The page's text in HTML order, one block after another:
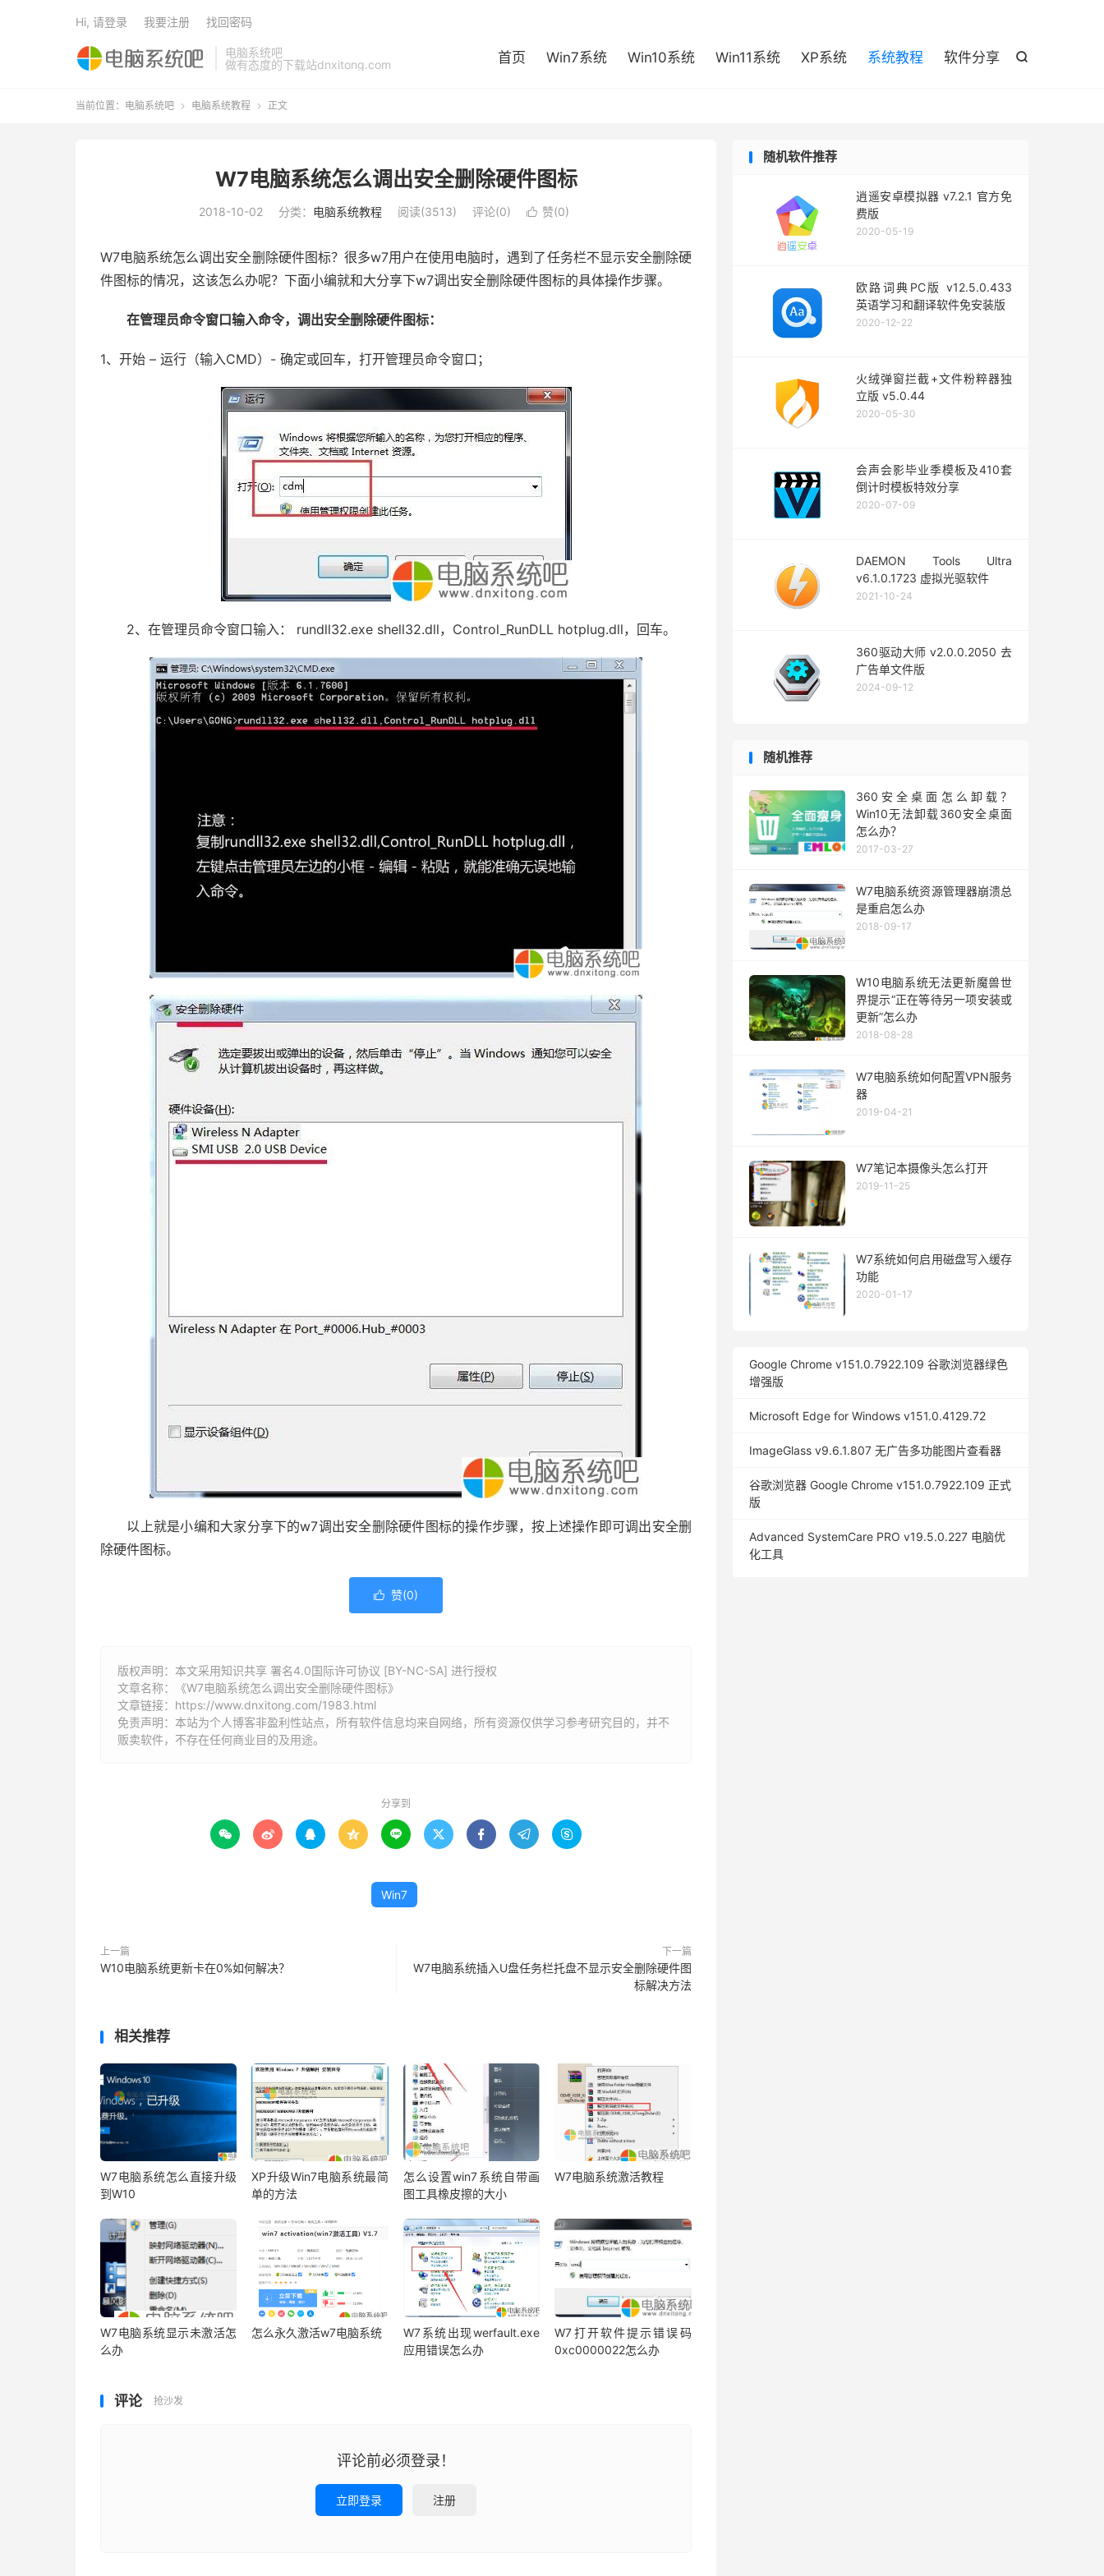
电脑系统吧
做有态度的下载站dnxitong.com

首页 Win7系统 Win10系统 Win11系统 XP系统 系统教程 软件分享
Hi, 请登录 我要注册 找回密码
当前位置： 电脑系统吧  电脑系统教程  正文
W7电脑系统怎么调出安全删除硬件图标
2018-10-02 分类： 电脑系统教程 阅读(3513) 评论(0)  赞(0)
W7电脑系统怎么调出安全删除硬件图标？很多w7用户在使用电脑时，遇到了任务栏不显示安全删除硬
件图标的情况，这该怎么办呢？下面小编就和大分享下w7调出安全删除硬件图标的具体操作步骤。
在管理员命令窗口输入命令，调出安全删除硬件图标：
1、开始 – 运行（输入CMD）- 确定或回车，打开管理员命令窗口；
2、在管理员命令窗口输入： rundll32.exe shell32.dll，Control_RunDLL hotplug.dll，回车。
以上就是小编和大家分享下的w7调出安全删除硬件图标的操作步骤，按上述操作即可调出安全删
除硬件图标。
 赞(0)
版权声明：本文采用知识共享 署名4.0国际许可协议 [BY-NC-SA] 进行授权
文章名称：《W7电脑系统怎么调出安全删除硬件图标》
文章链接： https://www.dnxitong.com/1983.html
免责声明：本站为个人博客非盈利性站点，所有软件信息均来自网络，所有资源仅供学习参考研究目的，并不
贩卖软件，不存在任何商业目的及用途。
分享到
        
Win7
上一篇
W10电脑系统更新卡在0%如何解决？
下一篇
W7电脑系统插入U盘任务栏托盘不显示安全删除硬件图
标解决方法
相关推荐
W7电脑系统怎么直接升级
到W10
XP升级Win7电脑系统最简
单的方法
怎么设置win7系统自带画
图工具橡皮擦的大小
W7电脑系统激活教程
W7电脑系统显示未激活怎
么办
怎么永久激活w7电脑系统
W7系统出现werfault.exe
应用错误怎么办
W7打开软件提示错误码
0xc0000022怎么办
评论 抢沙发
评论前必须登录！
立即登录 注册
随机软件推荐
逍遥安卓模拟器 v7.2.1 官方免
费版
2020-05-19
欧路词典PC版 v12.5.0.433
英语学习和翻译软件免安装版
2020-12-22
火绒弹窗拦截+文件粉粹器独
立版 v5.0.44
2020-05-30
会声会影毕业季模板及410套
倒计时模板特效分享
2020-07-09
DAEMON Tools Ultra
v6.1.0.1723 虚拟光驱软件
2021-10-24
360驱动大师 v2.0.0.2050 去
广告单文件版
2024-09-12
随机推荐
360安全桌面怎么卸载？
Win10无法卸载360安全桌面
怎么办？
2017-03-27
W7电脑系统资源管理器崩溃总
是重启怎么办
2018-09-17
W10电脑系统无法更新魔兽世
界提示“正在等待另一项安装或
更新”怎么办
2018-08-28
W7电脑系统如何配置VPN服务
器
2019-04-21
W7笔记本摄像头怎么打开
2019-11-25
W7系统如何启用磁盘写入缓存
功能
2020-01-17
Google Chrome v151.0.7922.109 谷歌浏览器绿色
增强版
Microsoft Edge for Windows v151.0.4129.72
ImageGlass v9.6.1.807 无广告多功能图片查看器
谷歌浏览器 Google Chrome v151.0.7922.109 正式
版
Advanced SystemCare PRO v19.5.0.227 电脑优
化工具